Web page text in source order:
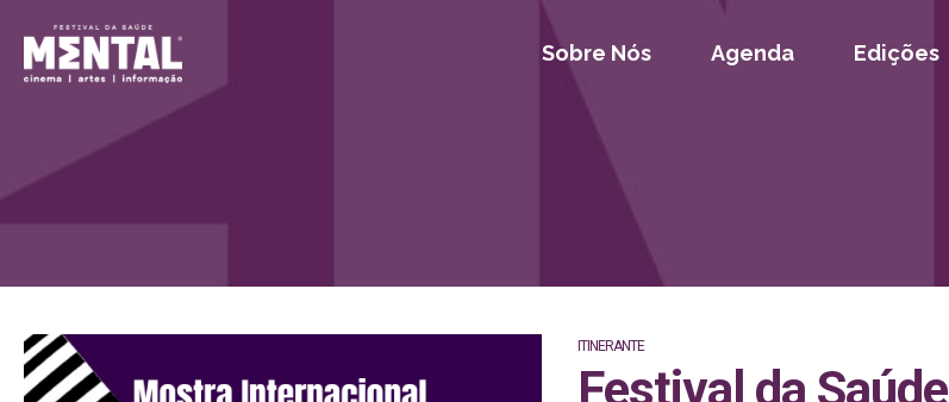
Sobre Nós Agenda Edições
ITINERANTE
Festival da Saúde